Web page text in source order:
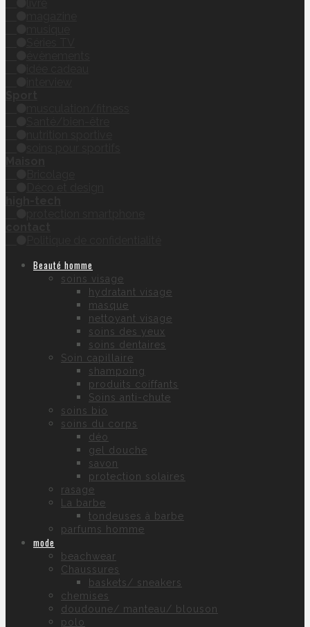
Beauté homme
soins visage
hydratant visage
masque
nettoyant visage
soins des yeux
soins dentaires
Soin capillaire
shampoing
produits coiffants
Soins anti-chute
soins bio
soins du corps
déo
gel douche
savon
protection solaires
rasage
La barbe
tondeuses à barbe
parfums homme
mode
beachwear
Chaussures
baskets/ sneakers
chemises
doudoune/ manteau/ blouson
polo